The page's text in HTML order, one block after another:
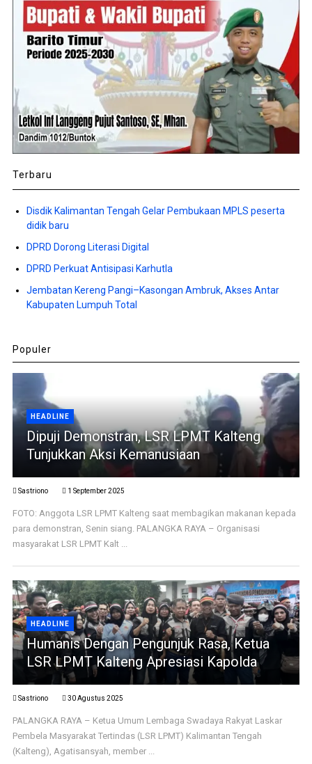
Terbaru
Disdik Kalimantan Tengah Gelar Pembukaan MPLS peserta
didik baru
DPRD Dorong Literasi Digital
DPRD Perkuat Antisipasi Karhutla
Jembatan Kereng Pangi–Kasongan Ambruk, Akses Antar
Kabupaten Lumpuh Total
Populer
HEADLINE
Dipuji Demonstran, LSR LPMT Kalteng
Tunjukkan Aksi Kemanusiaan
Sastriono 1 September 2025
FOTO: Anggota LSR LPMT Kalteng saat membagikan makanan kepada
para demonstran, Senin siang. PALANGKA RAYA – Organisasi
masyarakat LSR LPMT Kalt ...
HEADLINE
Humanis Dengan Pengunjuk Rasa, Ketua
LSR LPMT Kalteng Apresiasi Kapolda
Sastriono 30 Agustus 2025
PALANGKA RAYA – Ketua Umum Lembaga Swadaya Rakyat Laskar
Pembela Masyarakat Tertindas (LSR LPMT) Kalimantan Tengah
(Kalteng), Agatisansyah, member ...